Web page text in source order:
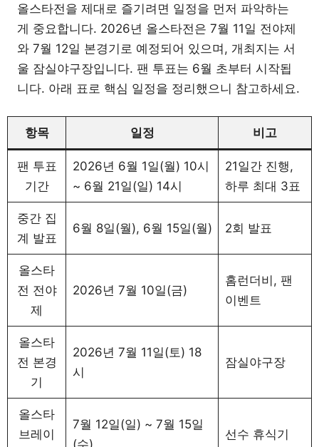
올스타전을 제대로 즐기려면 일정을 먼저 파악하는
게 중요합니다. 2026년 올스타전은 7월 11일 전야제
와 7월 12일 본경기로 예정되어 있으며, 개최지는 서
울 잠실야구장입니다. 팬 투표는 6월 초부터 시작됩
니다. 아래 표로 핵심 일정을 정리했으니 참고하세요.
항목 일정 비고
팬 투표
기간
2026년 6월 1일(월) 10시
~ 6월 21일(일) 14시
21일간 진행,
하루 최대 3표
중간 집
계 발표
6월 8일(월), 6월 15일(월) 2회 발표
올스타
전 전야
제
2026년 7월 10일(금)
홈런더비, 팬
이벤트
올스타
전 본경
기
2026년 7월 11일(토) 18
시
잠실야구장
올스타
브레이
7월 12일(일) ~ 7월 15일
선수 휴식기